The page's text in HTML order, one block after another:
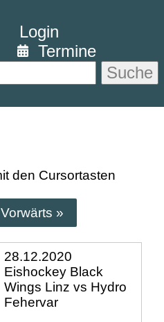
Login
Termine
Suche
Vorwärts »
28.12.2020
Eishockey Black
Wings Linz vs Hydro
Fehervar